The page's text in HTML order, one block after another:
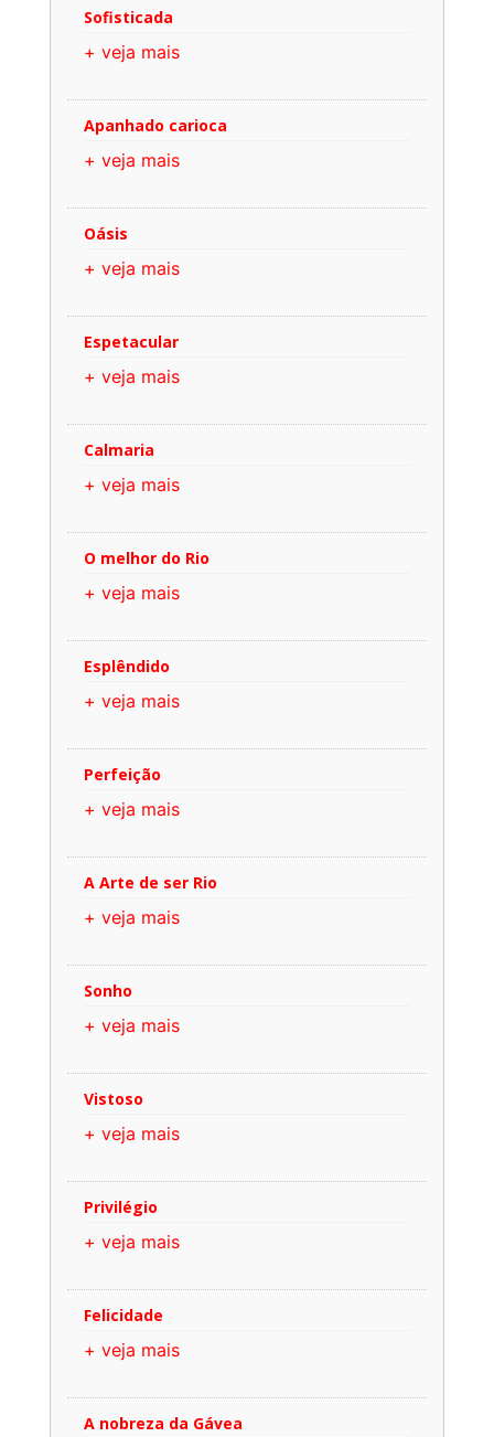
Sofisticada
+ veja mais
Apanhado carioca
+ veja mais
Oásis
+ veja mais
Espetacular
+ veja mais
Calmaria
+ veja mais
O melhor do Rio
+ veja mais
Esplêndido
+ veja mais
Perfeição
+ veja mais
A Arte de ser Rio
+ veja mais
Sonho
+ veja mais
Vistoso
+ veja mais
Privilégio
+ veja mais
Felicidade
+ veja mais
A nobreza da Gávea